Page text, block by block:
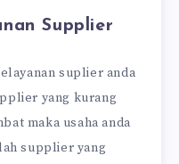
Supplier
suplier anda
yang kurang
maka usaha anda
supplier yang